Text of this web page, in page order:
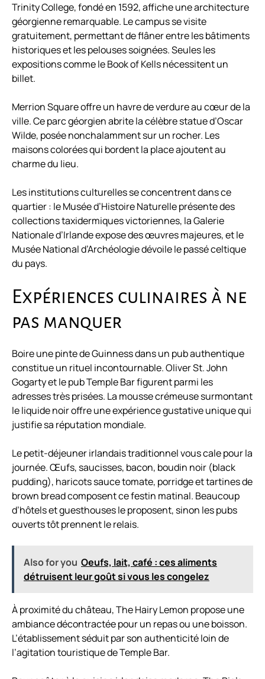
Trinity College, fondé en 1592, affiche une architecture
géorgienne remarquable. Le campus se visite
gratuitement, permettant de flâner entre les bâtiments
historiques et les pelouses soignées. Seules les
expositions comme le Book of Kells nécessitent un
billet.
Merrion Square offre un havre de verdure au cœur de la
ville. Ce parc géorgien abrite la célèbre statue d’Oscar
Wilde, posée nonchalamment sur un rocher. Les
maisons colorées qui bordent la place ajoutent au
charme du lieu.
Les institutions culturelles se concentrent dans ce
quartier : le Musée d’Histoire Naturelle présente des
collections taxidermiques victoriennes, la Galerie
Nationale d’Irlande expose des œuvres majeures, et le
Musée National d’Archéologie dévoile le passé celtique
du pays.
Expériences culinaires à ne
pas manquer
Boire une pinte de Guinness dans un pub authentique
constitue un rituel incontournable. Oliver St. John
Gogarty et le pub Temple Bar figurent parmi les
adresses très prisées. La mousse crémeuse surmontant
le liquide noir offre une expérience gustative unique qui
justifie sa réputation mondiale.
Le petit-déjeuner irlandais traditionnel vous cale pour la
journée. Œufs, saucisses, bacon, boudin noir (black
pudding), haricots sauce tomate, porridge et tartines de
brown bread composent ce festin matinal. Beaucoup
d’hôtels et guesthouses le proposent, sinon les pubs
ouverts tôt prennent le relais.
Also for you Oeufs, lait, café : ces aliments
détruisent leur goût si vous les congelez
À proximité du château, The Hairy Lemon propose une
ambiance décontractée pour un repas ou une boisson.
L’établissement séduit par son authenticité loin de
l’agitation touristique de Temple Bar.